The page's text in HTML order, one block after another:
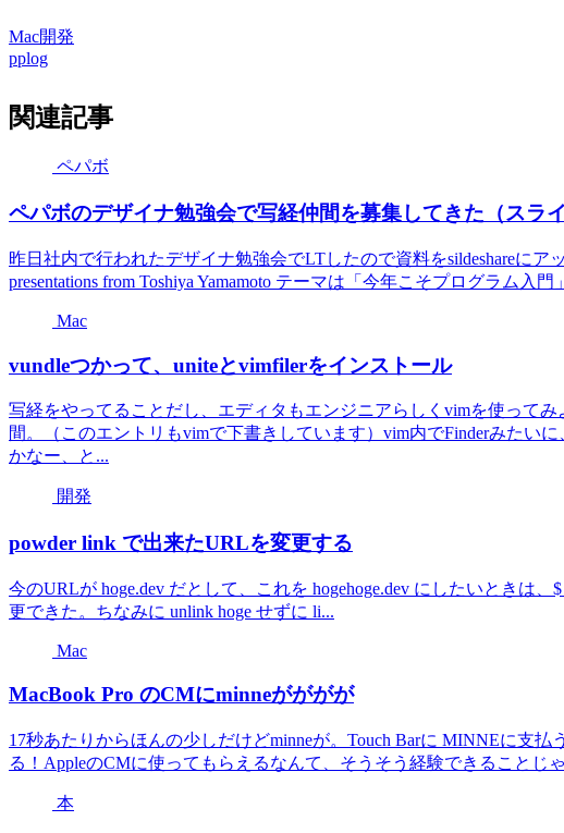
Mac開発
pplog
関連記事
ペパボ
ペパボのデザイナ勉強会で写経仲間を募集してきた（スライ
昨日社内で行われたデザイナ勉強会でLTしたので資料をsildeshareにア
presentations from Toshiya Yamamoto テーマは「今年こそプログラム入門
Mac
vundleつかって、uniteとvimfilerをインストール
写経をやってることだし、エディタもエンジニアらしくvimを使って
間。（このエントリもvimで下書きしています）vim内でFinderみたい
かなー、と...
開発
powder link で出来たURLを変更する
今のURLが hoge.dev だとして、これを hogehoge.dev にしたいときは、
更できた。ちなみに unlink hoge せずに li...
Mac
MacBook Pro のCMにminneがががが
17秒あたりからほんの少しだけどminneが。Touch Barに MINNEに支
る！AppleのCMに使ってもらえるなんて、そうそう経験できることじ
本